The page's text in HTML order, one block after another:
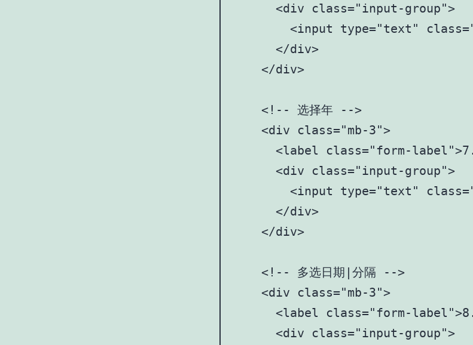
      <div class="input-group">
<input type="text"
      </div>
    </div>
    <!-- 选择年 -->
    <div class="mb-3">
<label class="form-
      <div class="input-group">
<input type="text"
      </div>
    </div>
    <!-- 多选日期|分隔 -->
    <div class="mb-3">
<label class="form-label">8.
      <div class="input-group">